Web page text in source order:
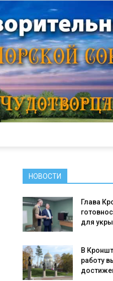
НОВОСТИ
Глава
для
В
работу